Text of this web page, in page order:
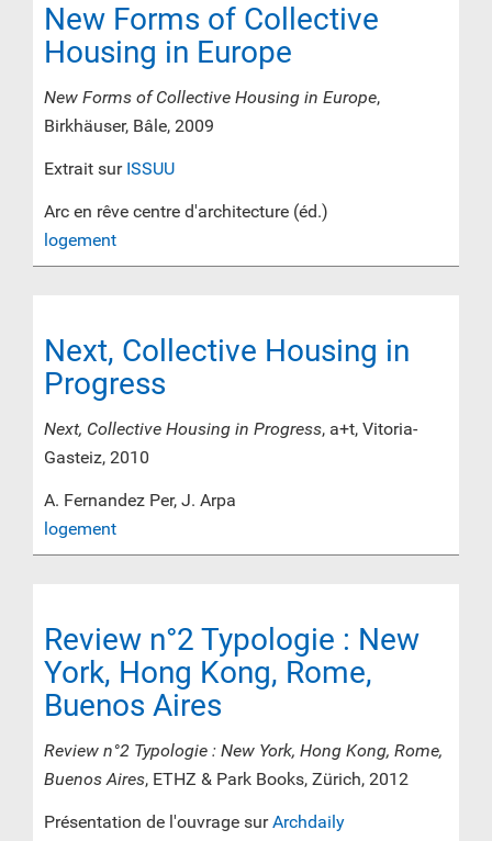
New Forms of Collective
Housing in Europe
New Forms of Collective Housing in Europe,
Birkhäuser, Bâle, 2009
Extrait sur ISSUU
Arc en rêve centre d'architecture (éd.)
logement
Next, Collective Housing in
Progress
Next, Collective Housing in Progress, a+t, Vitoria-
Gasteiz, 2010
A. Fernandez Per, J. Arpa
logement
Review n°2 Typologie : New
York, Hong Kong, Rome,
Buenos Aires
Review n°2 Typologie : New York, Hong Kong, Rome,
Buenos Aires, ETHZ & Park Books, Zürich, 2012
Présentation de l'ouvrage surArchdaily